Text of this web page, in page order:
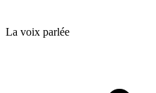
La voix parlée